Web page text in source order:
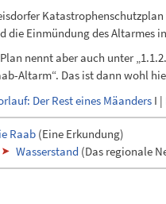
die Einmündung des Altarmes
nennt aber auch unter
Altarm“. Das ist dann wohl
Der Rest eines Mäanders I |
Raab (Eine Erkundung)
Wasserstand (Das regionale